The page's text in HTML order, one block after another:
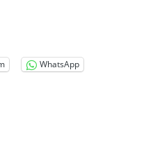
WhatsApp